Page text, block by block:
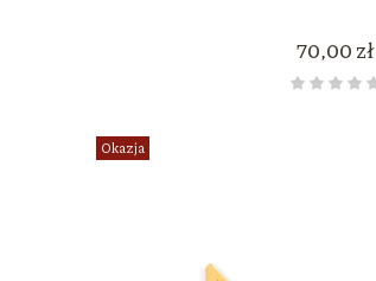
Cena
70,00 zł
Okazja